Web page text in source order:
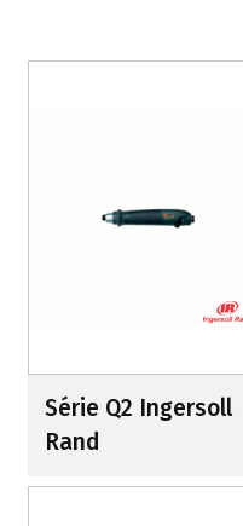
Série Q2 Ingersoll
Rand